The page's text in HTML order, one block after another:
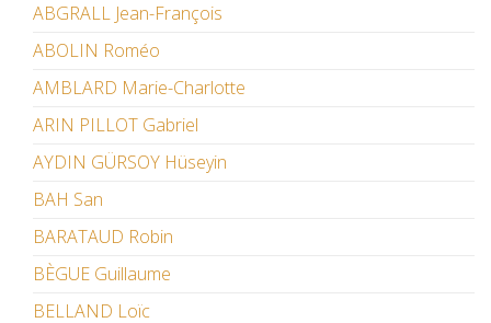
ABGRALL Jean-François
ABOLIN Roméo
AMBLARD Marie-Charlotte
ARIN PILLOT Gabriel
AYDIN GÜRSOY Hüseyin
BAH San
BARATAUD Robin
BÈGUE Guillaume
BELLAND Loïc